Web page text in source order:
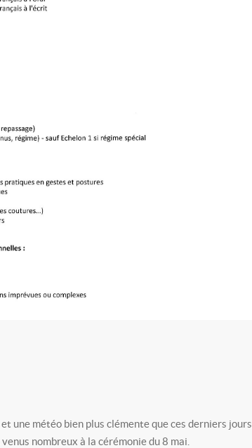
une météo bien plus clémente que ces derniers jours,
nombreux à la cérémonie du 8 mai.